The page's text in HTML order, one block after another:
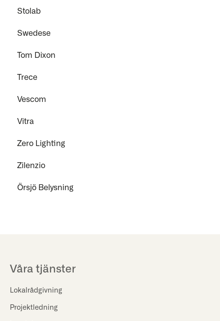
Stolab
Swedese
Tom Dixon
Trece
Vescom
Vitra
Zero Lighting
Zilenzio
Örsjö Belysning
Våra tjänster
Lokalrådgivning
Projektledning